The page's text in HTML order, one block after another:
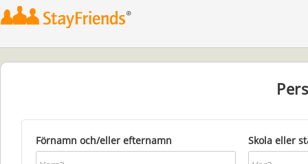
Förnamn och/eller efternamn Skola eller